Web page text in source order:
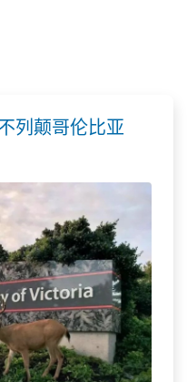
列颠哥伦比亚